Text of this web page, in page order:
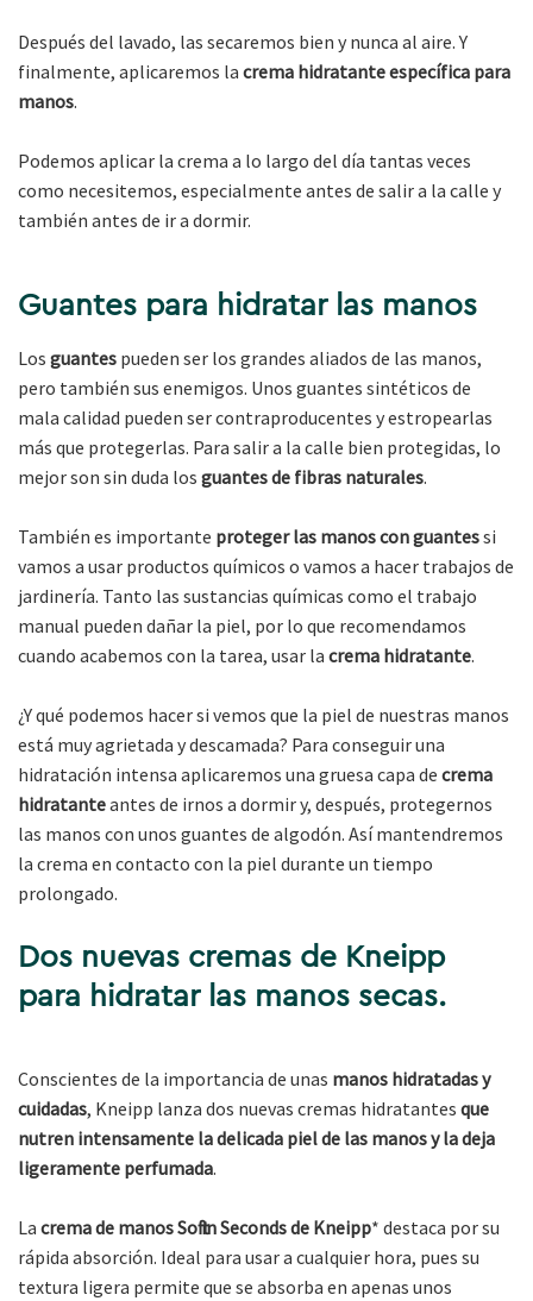
Después del lavado, las secaremos bien y nunca al aire. Y
finalmente, aplicaremos la crema hidratante específica para
manos.
Podemos aplicar la crema a lo largo del día tantas veces
como necesitemos, especialmente antes de salir a la calle y
también antes de ir a dormir.
Guantes para hidratar las manos
Los guantes pueden ser los grandes aliados de las manos,
pero también sus enemigos. Unos guantes sintéticos de
mala calidad pueden ser contraproducentes y estropearlas
más que protegerlas. Para salir a la calle bien protegidas, lo
mejor son sin duda los guantes de fibras naturales.
También es importante proteger las manos con guantessi
vamos a usar productos químicos o vamos a hacer trabajos de
jardinería. Tanto las sustancias químicas como el trabajo
manual pueden dañar la piel, por lo que recomendamos
cuando acabemos con la tarea, usar la crema hidratante.
¿Y qué podemos hacer si vemos que la piel de nuestras manos
está muy agrietada y descamada? Para conseguir una
hidratación intensa aplicaremos una gruesa capa de crema
hidratanteantes de irnos a dormir y, después, protegernos
las manos con unos guantes de algodón. Así mantendremos
la crema en contacto con la piel durante un tiempo
prolongado.
Dos nuevas cremas de Kneipp
para hidratar las manos secas.
Conscientes de la importancia de unas manos hidratadas y
cuidadas, Kneipp lanza dos nuevas cremas hidratantes que
nutren intensamente la delicada piel de las manos y la deja
ligeramente perfumada.
La crema de manos Soft in Seconds de Kneipp* destaca por su
rápida absorción. Ideal para usar a cualquier hora, pues su
textura ligera permite que se absorba en apenas unos